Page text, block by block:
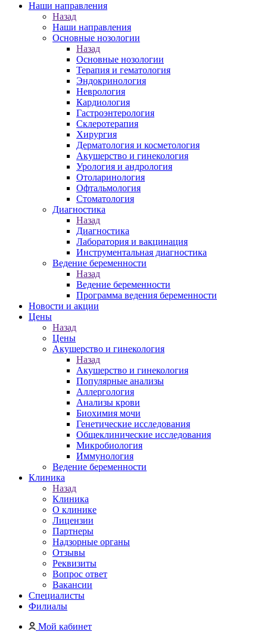
Наши направления
Назад
Наши направления
Основные нозологии
Назад
Основные нозологии
Терапия и гематология
Эндокринология
Неврология
Кардиология
Гастроэнтерология
Склеротерапия
Хирургия
Дерматология и косметология
Акушерство и гинекология
Урология и андрология
Отоларинология
Офтальмология
Стоматология
Диагностика
Назад
Диагностика
Лаборатория и вакцинация
Инструментальная диагностика
Ведение беременности
Назад
Ведение беременности
Программа ведения беременности
Новости и акции
Цены
Назад
Цены
Акушерство и гинекология
Назад
Акушерство и гинекология
Популярные анализы
Аллергология
Анализы крови
Биохимия мочи
Генетические исследования
Общеклинические исследования
Микробиология
Иммунология
Ведение беременности
Клиника
Назад
Клиника
О клинике
Лицензии
Партнеры
Надзорные органы
Отзывы
Реквизиты
Вопрос ответ
Вакансии
Специалисты
Филиалы
Мой кабинет